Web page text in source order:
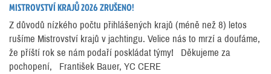
MISTROVSTVÍ KRAJŮ 2026 ZRUŠENO!
Z důvodů nízkého počtu přihlášených krajů (méně než 8) letos
rušíme Mistrovství krajů v jachtingu. Velice nás to mrzí a doufáme,
že příští rok se nám podaří poskládat týmy! Děkujeme za
pochopení, František Bauer, YC CERE